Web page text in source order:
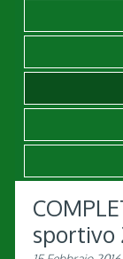
sportivo